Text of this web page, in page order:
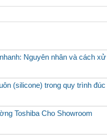
Nguyên nhân và cách
(silicone) trong quy trình
Toshiba Cho Showroom